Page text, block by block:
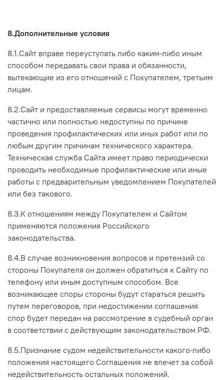
8.Дополнительные условия
8.1.Сайт вправе переуступать либо каким-либо иным
способом передавать свои права и обязанности,
вытекающие из его отношений с Покупателем, третьим
лицам.
8.2.Сайт и предоставляемые сервисы могут временно
частично или полностью недоступны по причине
проведения профилактических или иных работ или по
любым другим причинам технического характера.
Техническая служба Сайта имеет право периодически
проводить необходимые профилактические или иные
работы с предварительным уведомлением Покупателей
или без такового.
8.3.К отношениям между Покупателем и Сайтом
применяются положения Российского
законодательства.
8.4.В случае возникновения вопросов и претензий со
стороны Покупателя он должен обратиться к Сайту по
телефону или иным доступным способом. Все
возникающее споры стороны будут стараться решить
путем переговоров, при недостижении соглашения
спор будет передан на рассмотрение в судебный орган
в соответствии с действующим законодательством РФ.
8.5.Признание судом недействительности какого-либо
положения настоящего Соглашения не влечет за собой
недействительность остальных положений.